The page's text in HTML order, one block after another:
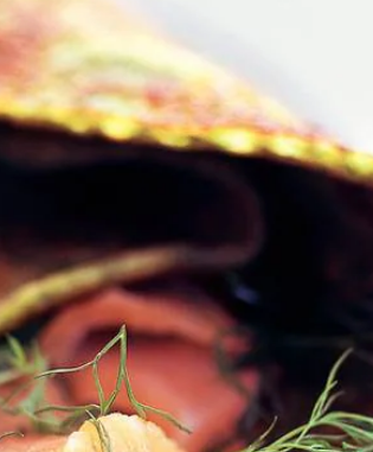
beslag even rusten. Verhit 1 eetlepel olie in
het pannenkoekenbeslag en pureer het met
de al gebakken pannenkoeken warm onder
op borden en vouw ze op. Schep de crème
aan zorgeloze zaterdagen. Na een
Ik ben wat gaan experimenteren en
gerust mijn vrienden en bekenden voor,
je van dit recept?